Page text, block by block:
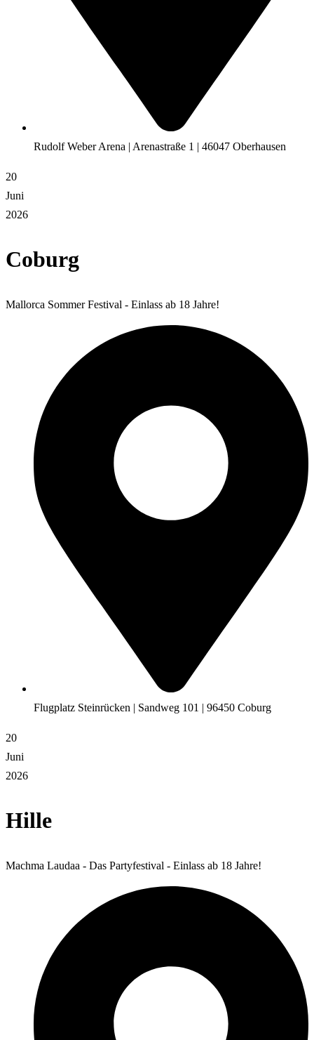
Rudolf Weber Arena | Arenastraße 1 | 46047 Oberhausen
20
Juni
2026
Coburg
Mallorca Sommer Festival - Einlass ab 18 Jahre!
Flugplatz Steinrücken | Sandweg 101 | 96450 Coburg
20
Juni
2026
Hille
Machma Laudaa - Das Partyfestival - Einlass ab 18 Jahre!